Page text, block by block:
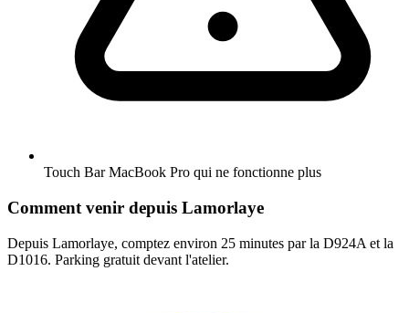
Touch Bar MacBook Pro qui ne fonctionne plus
Comment venir depuis Lamorlaye
Depuis Lamorlaye, comptez environ 25 minutes par la D924A et la
D1016. Parking gratuit devant l'atelier.